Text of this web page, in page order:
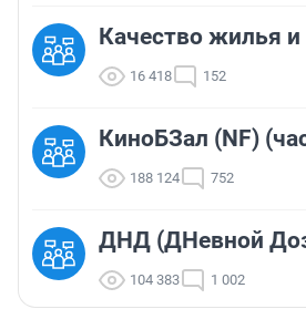
Качество жилья
16 418 152
КиноБЗал (NF)
188 124 752
ДНД (ДНевной
104 383 1 002